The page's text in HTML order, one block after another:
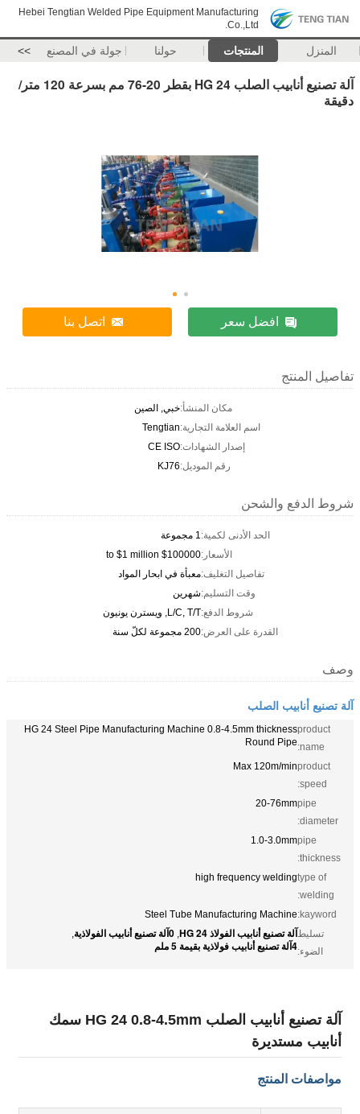
Hebei Tengtian Welded Pipe Equipment Manufacturing
Co.,Ltd.
المنزل المنتجات حولنا جولة في المصنع >>
آلة تصنيع أنابيب الصلب HG 24 بقطر 20-76 مم بسرعة 120 متر/
دقيقة
افضل سعر اتصل بنا
تفاصيل المنتج
مكان المنشأ:خبي, الصين
اسم العلامة التجارية:Tengtian
إصدار الشهادات:CE ISO
رقم الموديل:KJ76
شروط الدفع والشحن
الحد الأدنى لكمية:1 مجموعة
الأسعار:$100000 to $1 million
تفاصيل التغليف:معبأة في ابحار المواد
وقت التسليم:شهرين
شروط الدفع:L/C, T/T, ويسترن يونيون
القدرة على العرض:200 مجموعة لكلّ سنة
وصف
آلة تصنيع أنابيب الصلب
product
name:
HG 24 Steel Pipe Manufacturing Machine 0.8-4.5mm thickness
Round Pipe
product
speed:
Max 120m/min
pipe
diameter:
20-76mm
pipe
thickness:
1.0-3.0mm
type of
welding:
high frequency welding
kayword:
Steel Tube Manufacturing Machine
تسليط
الضوء:
آلة تصنيع أنابيب الفولاذ HG 24 , 0آلة تصنيع أنابيب الفولاذية ,
4آلة تصنيع أنابيب فولاذية بقيمة 5 ملم
آلة تصنيع أنابيب الصلب HG 24 0.8-4.5mm سمك
أنابيب مستديرة
مواصفات المنتج